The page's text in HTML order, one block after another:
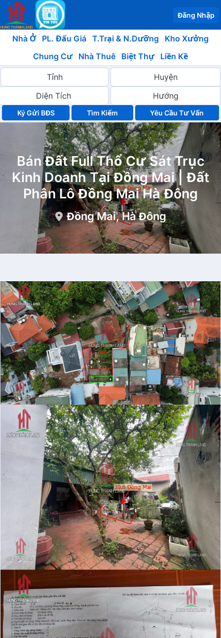
Đăng Nhập
Nhà Ở PL. Đấu Giá T.Trại & N.Dưỡng
Kho Xưởng
Chung Cư
Nhà Thuê Biệt Thự Liền Kề
Ký Gửi BĐS Yêu Cầu Tư Vấn
Bán Đất Full Thổ Cư Sát Trục
Kinh Doanh Tại Đồng Mai | Đất
Phân Lô Đồng Mai Hà Đông
Đồng Mai, Hà Đông